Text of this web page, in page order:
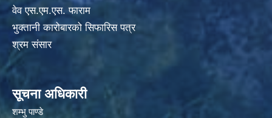
वेव एस.एम.एस. फाराम
भुक्तानी कारोबारको सिफारिस पत्र
श्रम संसार
सूचना अधिकारी
शम्भु पाण्डे